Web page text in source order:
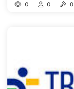
0 0 0